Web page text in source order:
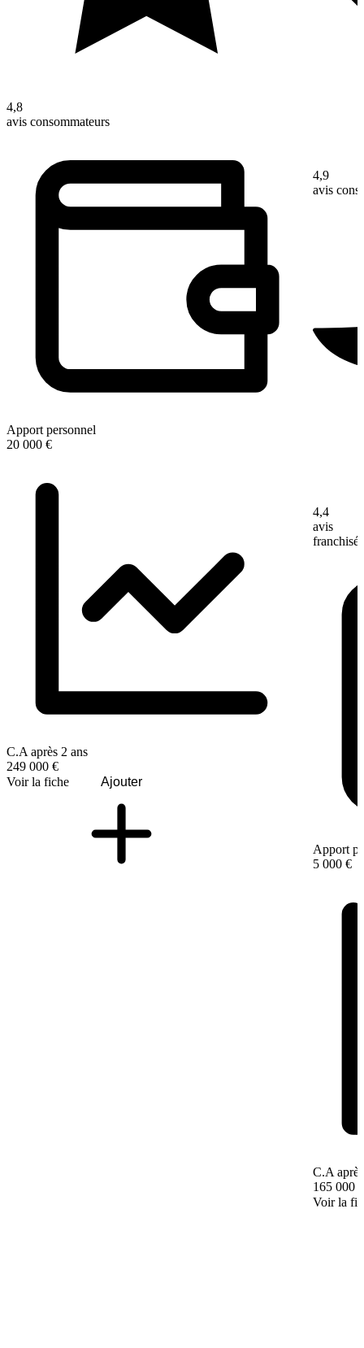
4,8
avis consommateurs
Apport personnel
20 000 €
C.A après 2 ans
249 000 €
Voir la fiche
Ajouter
4,9
avis
4,4
avis
franchisé
Apport
5 000 €
C.A
165 000 €
Voir la